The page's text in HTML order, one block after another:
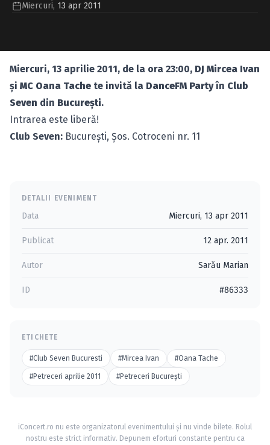
Miercuri, 13 apr 2011
Miercuri, 13 aprilie 2011, de la ora 23:00, DJ Mircea Ivan
şi MC Oana Tache te invită la DanceFM Partyîn Club
Seven din Bucureşti.
Intrarea este liberă!
Club Seven: Bucureşti, Şos. Cotroceni nr. 11
DETALII EVENIMENT
Data Miercuri, 13 apr 2011
Publicat 12 apr. 2011
Autor Sarău Marian
ID #86333
ETICHETE
#Club Seven Bucuresti #Mircea Ivan #Oana Tache
#Petreceri aprilie 2011 #Petreceri Bucureşti
iConcert.ro nu este organizatorul evenimentului și nu vinde bilete. Rolul
nostru este strict informativ. Depunem eforturi constante pentru ca